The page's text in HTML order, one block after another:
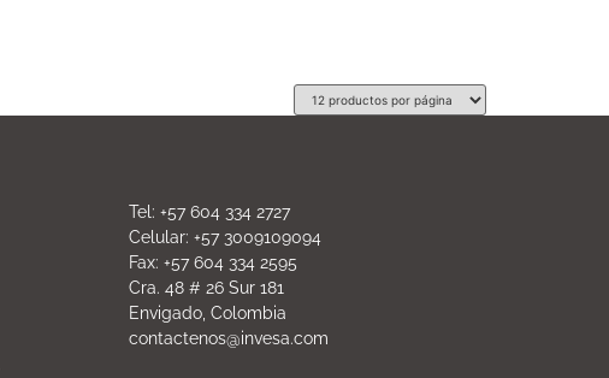
Tel: +57 604 334 2727
Celular: +57 3009109094
Fax: +57 604 334 2595
Cra. 48 # 26 Sur 181
Envigado, Colombia
contactenos@invesa.com